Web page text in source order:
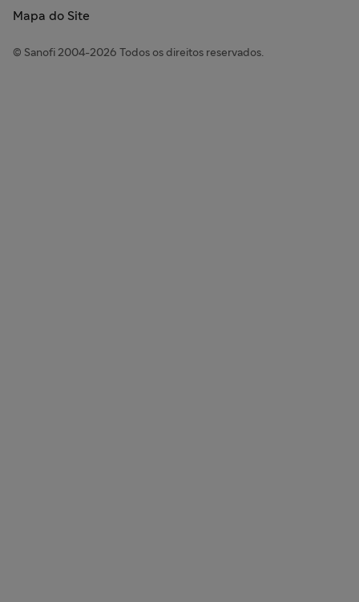
Mapa do Site
© Sanofi 2004-2026 Todos os direitos reservados.